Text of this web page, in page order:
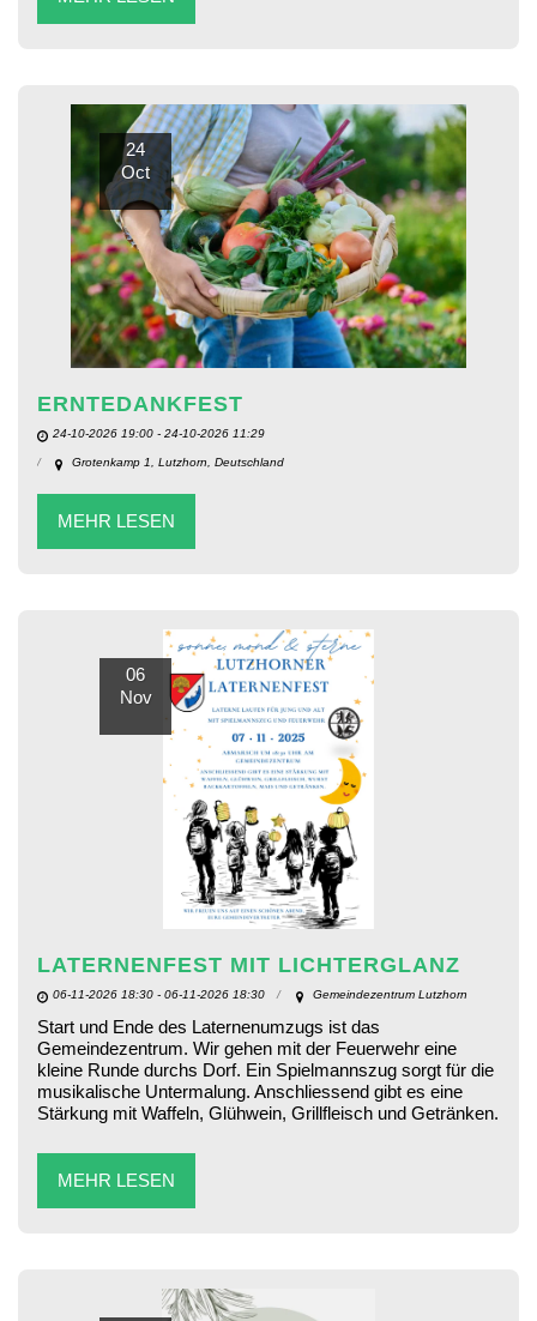
24
Oct
ERNTEDANKFEST
24-10-2026 19:00 - 24-10-2026 11:29
Grotenkamp 1, Lutzhorn, Deutschland
MEHR LESEN
06
Nov
LATERNENFEST MIT LICHTERGLANZ
06-11-2026 18:30 - 06-11-2026 18:30 Gemeindezentrum Lutzhorn
Start und Ende des Laternenumzugs ist das
Gemeindezentrum. Wir gehen mit der Feuerwehr eine
kleine Runde durchs Dorf. Ein Spielmannszug sorgt für die
musikalische Untermalung. Anschliessend gibt es eine
Stärkung mit Waffeln, Glühwein, Grillfleisch und Getränken.
MEHR LESEN